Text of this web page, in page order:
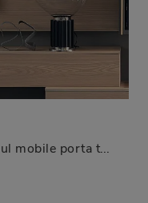
Clicca e ottieni informazioni sul mobile porta tv Rack Wide di Fimar: realizzato in legno, ben si inserisce in spazi moderni.